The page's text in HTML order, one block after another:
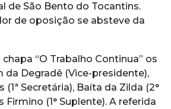
de São Bento do Tocantins.
de oposição se absteve da
“O Trabalho Continua” os
da Degradê (Vice-presidente),
(1ª Secretária), Baíta da Zilda (2°
Firmino (1° Suplente). A referida